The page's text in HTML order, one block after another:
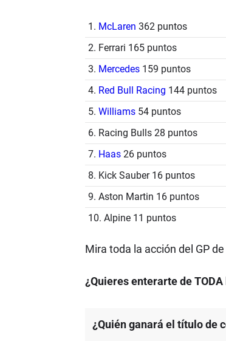
1. McLaren 362 puntos
2. Ferrari 165 puntos
3. Mercedes159 puntos
4. Red Bull Racing 144 puntos
5. Williams54 puntos
6. Racing Bulls 28 puntos
7. Haas26 puntos
8. Kick Sauber 16 puntos
9. Aston Martin 16 puntos
10. Alpine 11 puntos
Mira toda la acción del GP
¿Quieres enterarte de
¿Quién ganará el título de